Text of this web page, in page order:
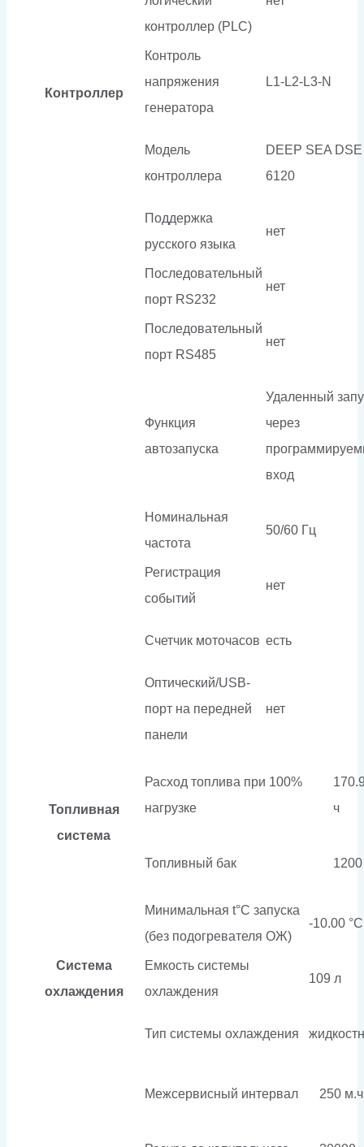
Контроллер
контроллер (PLC)
Контроль
напряжения
генератора
L1-L2-L3-N
Модель
контроллера
DEEP SEA DSE
6120
Поддержка
русского языка
нет
Последовательный
порт RS232
нет
Последовательный
порт RS485
нет
Функция
автозапуска
Удаленный
через
вход
Номинальная
частота
50/60 Гц
Регистрация
событий
нет
Счетчик моточасов есть
Оптический/USB-
порт на передней
панели
нет
Топливная
система
Расход топлива при 100%
нагрузке
ч
Топливный бак
Система
охлаждения
Минимальная t°С запуска
(без подогревателя ОЖ)
-10.00 °С
Емкость системы
охлаждения
109 л
Тип системы охлаждения
Межсервисный интервал 250